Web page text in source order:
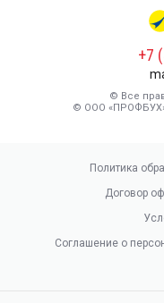
+7
© Все
© ООО «ПРОФБУХ»
Политика
Договор
Соглашение о